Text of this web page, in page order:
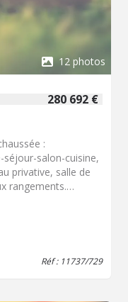
12 photos
280 692 €
:
séjour-salon-cuisine,
privative, salle de
rangements.
Réf : 11737/729